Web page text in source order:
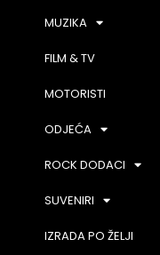
MUZIKA
FILM & TV
MOTORISTI
ODJEĆA
ROCK DODACI
SUVENIRI
IZRADA PO ŽELJI